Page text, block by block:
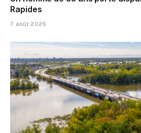
Rapides
7 août 2026